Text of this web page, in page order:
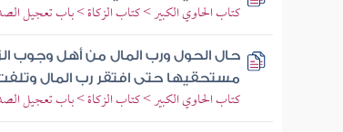
كتاب الحاوي الكبير > كتاب الزكاة > باب تعجيل
حال الحول ورب المال من أهل وجوب
مستحقيها حتى افتقر رب المال
كتاب الحاوي الكبير > كتاب الزكاة > باب تعجيل